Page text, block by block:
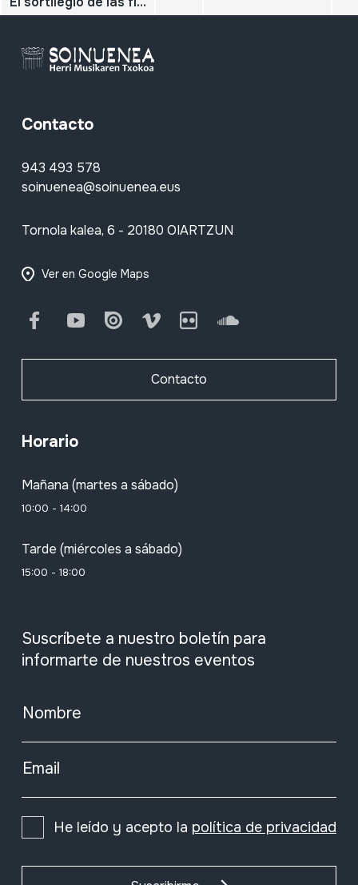
Contacto
943 493 578
soinuenea@soinuenea.eus
Tornola kalea, 6 - 20180 OIARTZUN
Ver en Google Maps
FacebookYoutube Issuu Vimeo Flickr SoundCloud
Contacto
Horario
Mañana (martes a sábado)
10:00 - 14:00
Tarde (miércoles a sábado)
15:00 - 18:00
Suscríbete a nuestro boletín para
informarte de nuestros eventos
Nombre
Email
He leído y acepto la política de privacidad